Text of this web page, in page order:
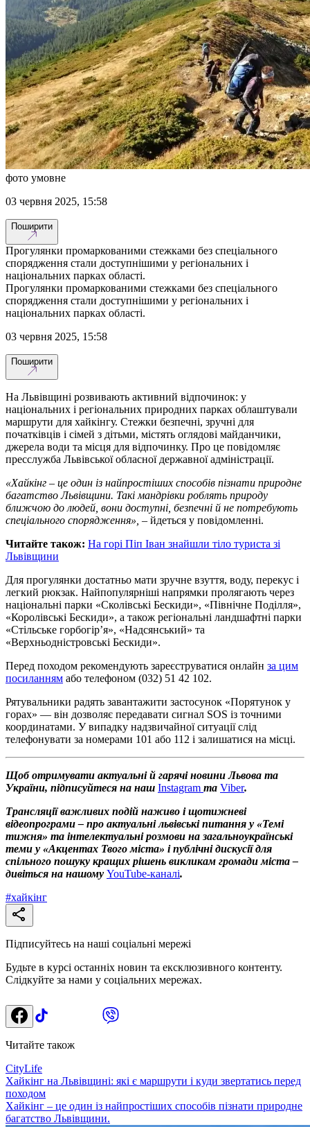
фото умовне
03 червня 2025, 15:58
Поширити
Прогулянки промаркованими стежками без спеціального
спорядження стали доступнішими у регіональних і
національних парках області.
Прогулянки промаркованими стежками без спеціального
спорядження стали доступнішими у регіональних і
національних парках області.
03 червня 2025, 15:58
Поширити
На Львівщині розвивають активний відпочинок: у
національних і регіональних природних парках облаштували
маршрути для хайкінгу. Стежки безпечні, зручні для
початківців і сімей з дітьми, містять оглядові майданчики,
джерела води та місця для відпочинку. Про це повідомляє
пресслужба Львівської обласної державної адміністрації.
«Хайкінг – це один із найпростіших способів пізнати природне
багатство Львівщини. Такі мандрівки роблять природу
ближчою до людей, вони доступні, безпечні й не потребують
спеціального спорядження», – йдеться у повідомленні.
Читайте також: На горі Піп Іван знайшли тіло туриста зі
Львівщини
Для прогулянки достатньо мати зручне взуття, воду, перекус і
легкий рюкзак. Найпопулярніші напрямки пролягають через
національні парки «Сколівські Бескиди», «Північне Поділля»,
«Королівські Бескиди», а також регіональні ландшафтні парки
«Стільське горбогір’я», «Надсянський» та
«Верхньодністровські Бескиди».
Перед походом рекомендують зареєструватися онлайн за цим
посиланням або телефоном (032) 51 42 102.
Рятувальники радять завантажити застосунок «Порятунок у
горах» — він дозволяє передавати сигнал SOS із точними
координатами. У випадку надзвичайної ситуації слід
телефонувати за номерами 101 або 112 і залишатися на місці.
Щоб отримувати актуальні й гарячі новини Львова та
України, підписуйтеся на наш Instagram та Viber.
Трансляції важливих подій наживо і щотижневі
відеопрограми – про актуальні львівські питання у «Темі
тижня» та інтелектуальні розмови на загальноукраїнські
теми у «Акцентах Твого міста» і публічні дискусії для
спільного пошуку кращих рішень викликам громади міста –
дивіться на нашому YouTube-каналі.
#хайкінг
Підписуйтесь на наші соціальні мережі
Будьте в курсі останніх новин та ексклюзивного контенту.
Слідкуйте за нами у соціальних мережах.
Читайте також
CityLife
Хайкінг на Львівщині: які є маршрути і куди звертатись перед
походом
Хайкінг – це один із найпростіших способів пізнати природне
багатство Львівщини.